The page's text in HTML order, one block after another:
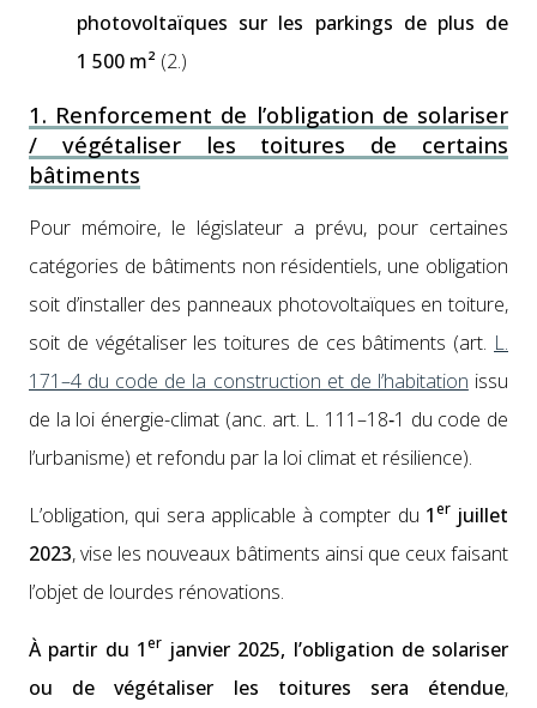
pho­to­voltaïques sur les park­ings de plus de
1 500 m² (2.)
1. Renforcement de l’obligation de solariser
/ végétaliser les toitures de certains
bâtiments
Pour mémoire, le lég­is­la­teur a prévu, pour cer­taines
caté­gories de bâti­ments non rési­den­tiels, une oblig­a­tion
soit d’installer des pan­neaux pho­to­voltaïques en toi­ture,
soit de végé­talis­er les toi­tures de ces bâti­ments (art. L.
171–4 du code de la con­struc­tion et de l’habitation issu
de la loi énergie-cli­mat (anc. art. L. 111–18‑1 du code de
l’urbanisme) et refon­du par la loi cli­mat et résilience).
L’obligation, qui sera applic­a­ble à compter du 1erjuil­let
2023, vise les nou­veaux bâti­ments ain­si que ceux faisant
l’objet de lour­des réno­va­tions.
À par­tir du 1erjan­vi­er 2025, l’obligation de solaris­er
ou de végé­talis­er les toi­tures sera éten­due,